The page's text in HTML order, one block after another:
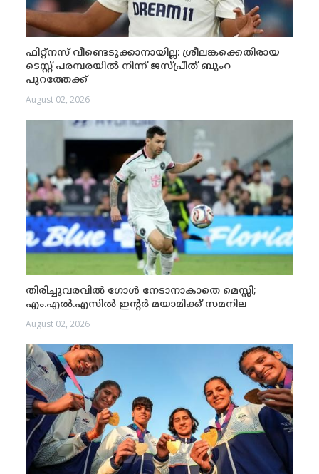
ഫിറ്റ്നസ് വീണ്ടെടുക്കാനായില്ല: ശ്രീലങ്കക്കെതിരായ
ടെസ്റ്റ് പരമ്പരയിൽ നിന്ന് ജസ്പ്രീത് ബുംറ
പുറത്തേക്ക്
August 02, 2026
തിരിച്ചുവരവിൽ ഗോൾ നേടാനാകാതെ മെസ്സി;
എം.എൽ.എസിൽ ഇന്റർ മയാമിക്ക് സമനില
August 02, 2026